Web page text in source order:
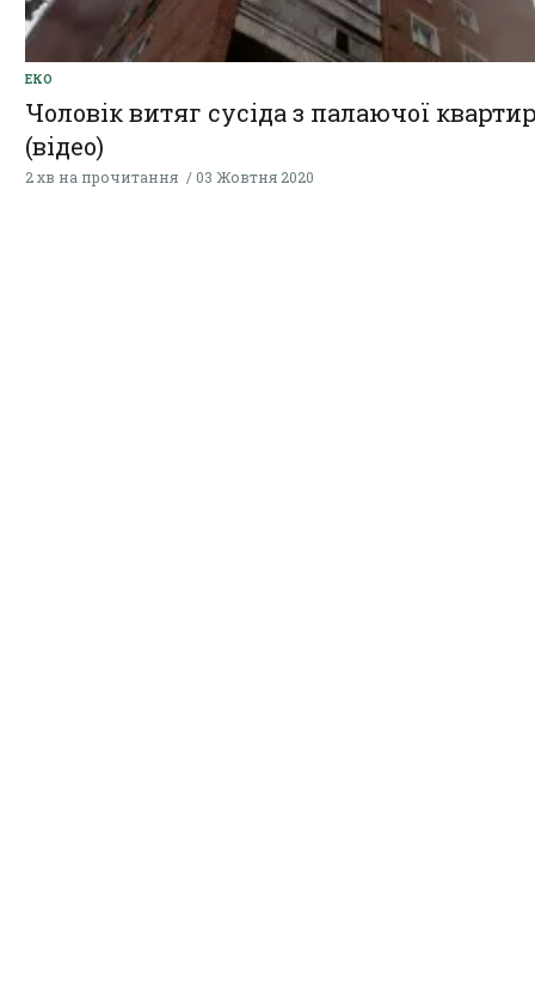
ЕКО
Чоловік витяг сусіда з палаючої
(відео)
2 хв на прочитання 03 Жовтня 2020